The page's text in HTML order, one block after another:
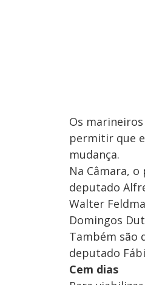
Os
permitir que
mudança.
Na Câmara,
deputado
Walter
Domingos
Também são
deputado
Cem dias